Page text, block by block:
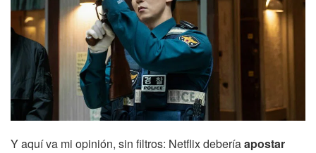
Y aquí va mi opinión, sin filtros: Netflix deberíaapostar